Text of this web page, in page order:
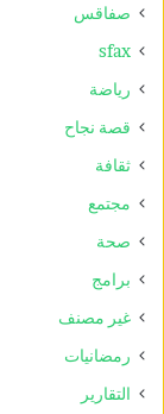
صفاقس
sfax
رياضة
قصة نجاح
ثقافة
مجتمع
صحة
برامج
غير مصنف
رمضانيات
التقارير